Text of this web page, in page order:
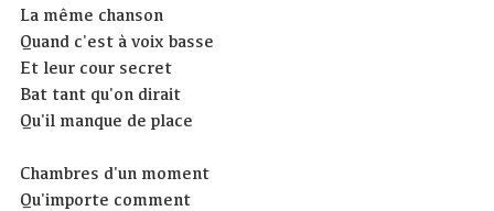
La même chanson
Quand c'est à voix basse
Et leur cour secret
Bat tant qu'on dirait
Qu'il manque de place
Chambres d'un moment
Qu'importe comment